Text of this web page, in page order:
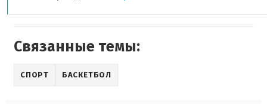
Связанные темы:
СПОРТ БАСКЕТБОЛ